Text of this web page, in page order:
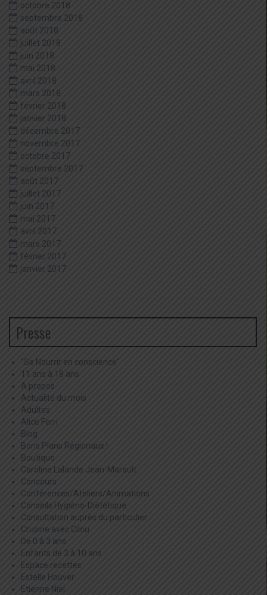
octobre 2018
septembre 2018
août 2018
juillet 2018
juin 2018
mai 2018
avril 2018
mars 2018
février 2018
janvier 2018
décembre 2017
novembre 2017
octobre 2017
septembre 2017
août 2017
juillet 2017
juin 2017
mai 2017
avril 2017
mars 2017
février 2017
janvier 2017
Presse
"Se Nourrir en conscience"
11 ans à 18 ans
A propos
Actualité du mois
Adultes
Alice Ferri
Blog
Bons Plans Régionaux !
Boutique
Caroline Lalande Jean-Marault
Concours
Conférences/Ateliers/Animations
Conseils Hygièno-Diététique
Consultation auprès du particulier
Crusine avec Cilou
De 0 à 3 ans
Enfants de 3 à 10 ans
Espace recettes
Estelle Houver
Etienne Niel